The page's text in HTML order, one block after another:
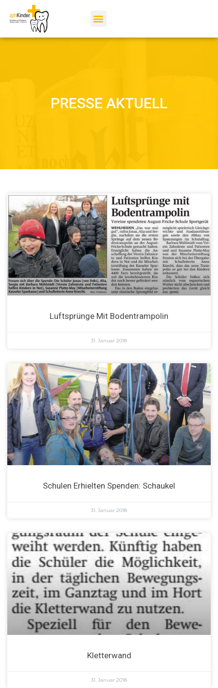
PRESSE AKTUELL
Luftsprünge Mit Bodentrampolin
31. Januar 2018
Schulen Erhielten Spenden: Schaukel
31. Januar 2018
Kletterwand
31. Januar 2018